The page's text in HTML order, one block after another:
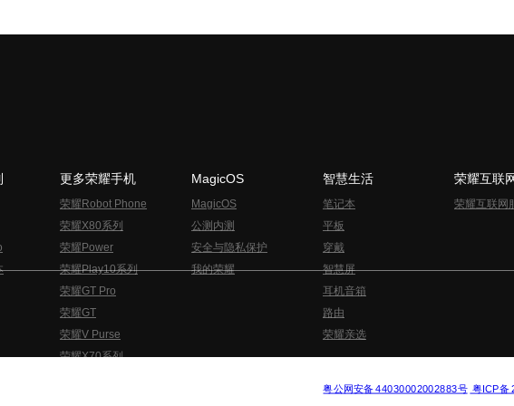
更多荣耀手机
荣耀Robot Phone
荣耀X80系列
荣耀Power
荣耀Play10系列
荣耀GT Pro
荣耀GT
荣耀V Purse
荣耀X70系列
MagicOS
MagicOS
公测内测
安全与隐私保护
我的荣耀
智慧生活
笔记本
平板
穿戴
智慧屏
耳机音箱
路由
荣耀亲选
荣耀互联
荣耀互联网
粤公网安备 44030002002883号 粤ICP备